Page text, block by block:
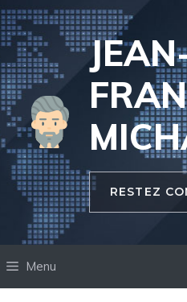
Aller
au
contenu
RESTEZ
Menu